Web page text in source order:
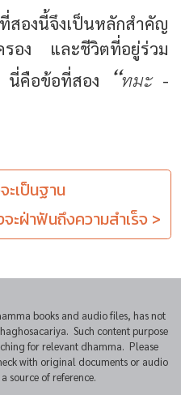
องนี้จึงเป็นหลักสำคัญ
รอง และชีวิตที่อยู่ร่วม
นี่คือข้อที่สอง
“ทมะ-
เป็นฐาน
ะฝ่าฟันถึงความสำเร็จ >
books and audio files, has not
Such content purpose
for relevant dhamma. Please
with original documents or audio
source of reference.